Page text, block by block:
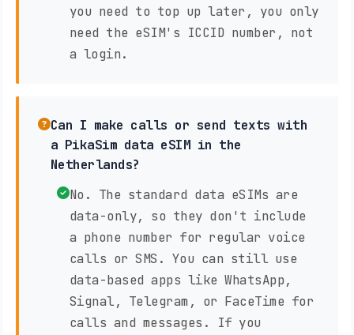
you need to top up later, you only
need the eSIM's ICCID number, not
a login.
Can I make calls or send texts with
a PikaSim data eSIM in the
Netherlands?
No. The standard data eSIMs are
data-only, so they don't include
a phone number for regular voice
calls or SMS. You can still use
data-based apps like WhatsApp,
Signal, Telegram, or FaceTime for
calls and messages. If you